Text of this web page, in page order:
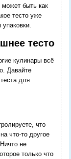
быть как
тесто уже
тесто
кулинары всё
Давайте
для
что
что-то другое
не
только что